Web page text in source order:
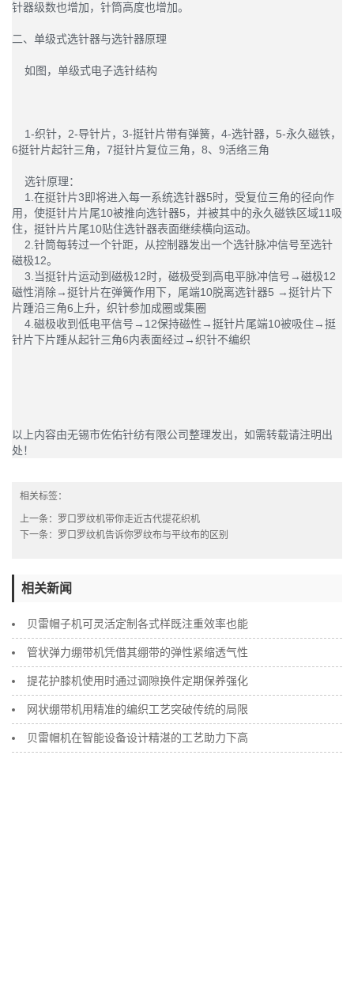
针器级数也增加，针筒高度也增加。
二、单级式选针器与选针器原理
如图，单级式电子选针结构
1-织针，2-导针片，3-挺针片带有弹簧，4-选针器，5-永久磁铁，
6挺针片起针三角，7挺针片复位三角，8、9活络三角
选针原理：
1.在挺针片3即将进入每一系统选针器5时，受复位三角的径向作
用，使挺针片片尾10被推向选针器5，并被其中的永久磁铁区域11吸
住，挺针片片尾10贴住选针器表面继续横向运动。
2.针筒每转过一个针距，从控制器发出一个选针脉冲信号至选针
磁极12。
3.当挺针片运动到磁极12时，磁极受到高电平脉冲信号→磁极12
磁性消除→挺针片在弹簧作用下，尾端10脱离选针器5 →挺针片下
片踵沿三角6上升，织针参加成圈或集圈
4.磁极收到低电平信号→12保持磁性→挺针片尾端10被吸住→挺
针片下片踵从起针三角6内表面经过→织针不编织
以上内容由无锡市佐佑针纺有限公司整理发出，如需转载请注明出
处！
相关标签：
上一条： 罗口罗纹机带你走近古代提花织机
下一条： 罗口罗纹机告诉你罗纹布与平纹布的区别
相关新闻
贝雷帽子机可灵活定制各式样既注重效率也能
管状弹力绷带机凭借其绷带的弹性紧缩透气性
提花护膝机使用时通过调隙换件定期保养强化
网状绷带机用精准的编织工艺突破传统的局限
贝雷帽机在智能设备设计精湛的工艺助力下高